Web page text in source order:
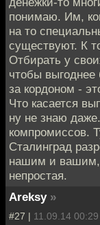
понимаю. Им,
на то
существуют. К
Отбирать у
чтобы
за кордоном -
Что касается
ну не знаю
компромиссов.
Сталинград
нашим и вашим,
непростая.
Areksy »
#27 | 11.09.14 00:29